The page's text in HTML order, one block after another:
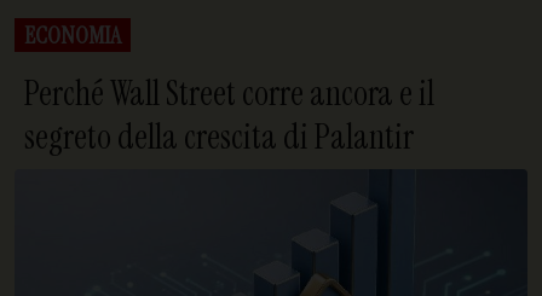
ECONOMIA
Perché Wall Street corre ancora e il
segreto della crescita di Palantir